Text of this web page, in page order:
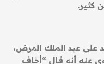
كثير.
سنة 86هـ، اشتد على عبد الملك المرض،
عنه أنه قال “أخاف